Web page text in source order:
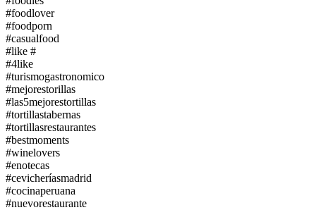
#foodlover
#foodporn
#casualfood
#like #
#4like
#turismogastronomico
#mejorestorillas
#las5mejorestortillas
#tortillastabernas
#tortillasrestaurantes
#bestmoments
#winelovers
#enotecas
#cevicheríasmadrid
#cocinaperuana
#nuevorestaurante